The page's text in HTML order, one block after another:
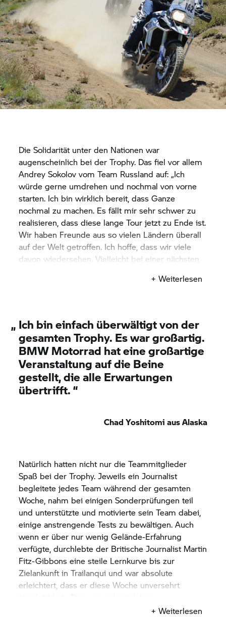
Die Solidarität unter den Nationen war
augenscheinlich bei der Trophy. Das fiel vor allem
Andrey Sokolov vom Team Russland auf: „Ich
würde gerne umdrehen und nochmal von vorne
starten. Ich bin wirklich bereit, dass Ganze
nochmal zu machen. Es fällt mir sehr schwer zu
realisieren, dass diese lange Tour jetzt zu Ende ist.
Wir haben Freunde aus so vielen Ländern überall
auf der Welt getroffen. Ich hoffe, dass wir viele
davon wiedersehen. Vielleicht bei einer nächsten
+ Weiterlesen
„ Ich bin einfach überwältigt von der
gesamten Trophy. Es war großartig.
BMW Motorrad hat eine großartige
Veranstaltung auf die Beine
gestellt, die alle Erwartungen
übertrifft. “
Chad Yoshitomi aus Alaska
Natürlich hatten nicht nur die Teammitglieder
Spaß bei der Trophy. Jeweils ein Journalist
begleitete jedes Team während der gesamten
Woche, nahm bei einigen Sonderprüfungen teil
und unterstützte und motivierte sein Team dabei,
einige anstrengende Tests zu bewältigen. Auch
wenn er über nur wenig Gelände-Erfahrung
verfügte, durchlebte der Britische Journalist Martin
Fitz-Gibbons eine steile Lernkurve bis zur
Zielankunft in Trailanqui und war absolute
erleichtert, dass er diese Woche unversehrt
Erholungsurlaub, sondern eine richtige+ Weiterlesen